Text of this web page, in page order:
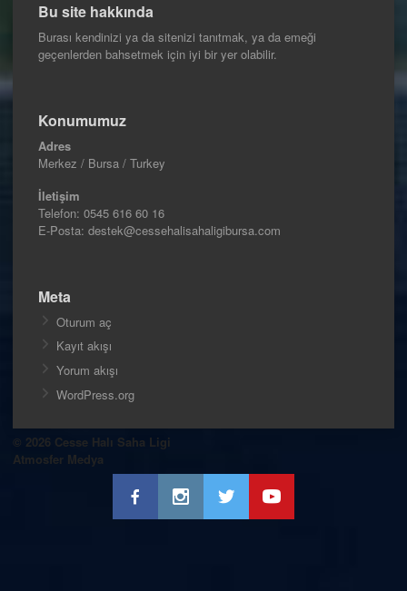
Bu site hakkında
Burası kendinizi ya da sitenizi tanıtmak, ya da emeği
geçenlerden bahsetmek için iyi bir yer olabilir.
Konumumuz
Adres
Merkez / Bursa / Turkey
İletişim
Telefon: 0545 616 60 16
E-Posta: destek@cessehalisahaligibursa.com
Meta
Oturum aç
Kayıt akışı
Yorum akışı
WordPress.org
© 2026 Cesse Halı Saha Ligi
Atmosfer Medya